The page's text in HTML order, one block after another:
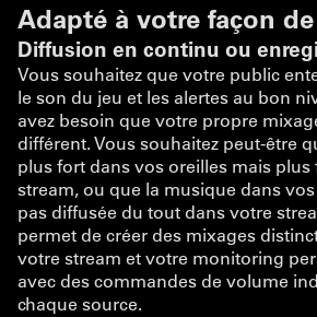
Adapté à votre façon
Diffusion en continu ou
Vous souhaitez que votre public
le son du jeu et les alertes au bon
avez besoin que votre propre
différent. Vous souhaitez peut-être
plus fort dans vos oreilles mais plus
stream, ou que la musique dans
pas diffusée du tout dans votre
permet de créer des mixages
votre stream et votre monitoring
avec des commandes de volume
chaque source.